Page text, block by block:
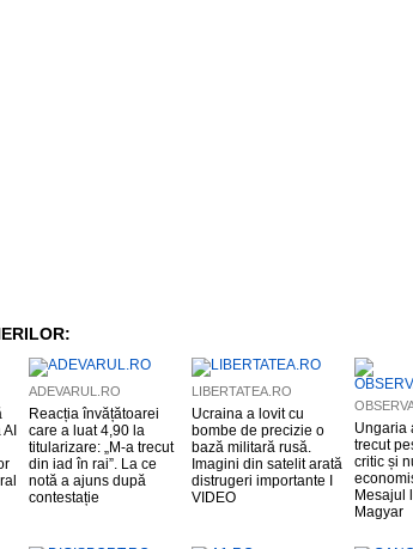
ADEVARUL.RO
Reacția învățătoarei
care a luat 4,90 la
titularizare: „M-a trecut
din iad în rai”. La ce
notă a ajuns după
contestație
LIBERTATEA.RO
Ucraina a lovit cu
bombe de precizie o
bază militară rusă.
Imagini din satelit arată
distrugeri importante I
VIDEO
Ungaria
trecut
critic și
Mesajul
Magyar